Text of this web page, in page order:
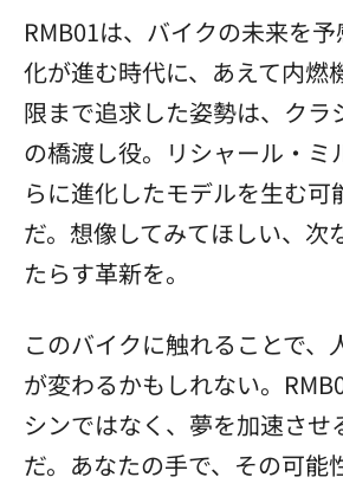
RMB01は、バイクの未来を
化が進む時代に、あえて内燃
限まで追求した姿勢は、クラ
の橋渡し役。リシャール・ミ
らに進化したモデルを生む可
だ。想像してみてほしい、次
たらす革新を。
このバイクに触れることで、
が変わるかもしれない。
シンではなく、夢を加速させ
だ。あなたの手で、その可能